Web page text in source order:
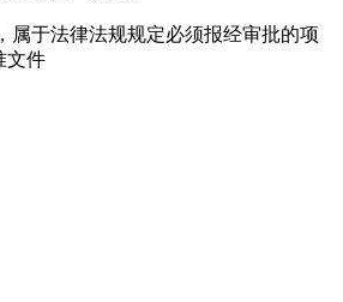
属于法律法规规定必须报经审批的项
文件